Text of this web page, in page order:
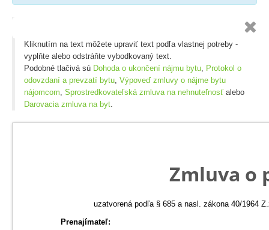

Kliknutím na text môžete upraviť text podľa vlastnej potreby -
vyplňte alebo odstráňte vybodkovaný text.
Podobné tlačivá sú Dohoda o ukončení nájmu bytu, Protokol o
odovzdaní a prevzatí bytu, Výpoveď zmluvy o nájme bytu
nájomcom, Sprostredkovateľská zmluva na nehnuteľnosť alebo
Darovacia zmluva na byt.
Zmluva o
uzatvorená podľa § 685 a nasl. zákona 40/1964
Prenajímateľ: